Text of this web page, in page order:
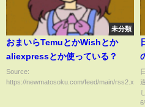
未分類
おまいらTemuとかWishとか
aliexpressとか使っている？
Source:
https://newmatosoku.com/feed/main/